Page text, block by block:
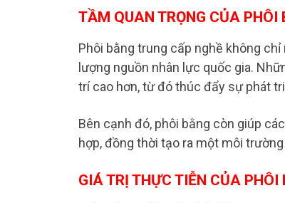
TẦM QUAN TRỌNG CỦA PHÔI
Phôi bằng trung cấp nghề không
lượng nguồn nhân lực quốc gia.
trí cao hơn, từ đó thúc đẩy sự phát
Bên cạnh đó, phôi bằng còn giúp
hợp, đồng thời tạo ra một môi
GIÁ TRỊ THỰC TIỄN CỦA PHÔI